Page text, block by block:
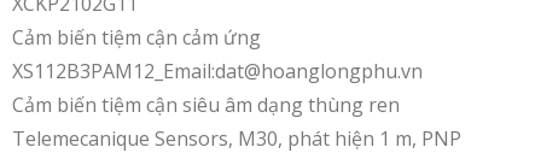
Cảm biến tiệm cận cảm ứng
XS112B3PAM12_Email:dat@hoanglongphu.vn
Cảm biến tiệm cận siêu âm dạng thùng ren
Telemecanique Sensors, M30, phát hiện 1 m, PNP